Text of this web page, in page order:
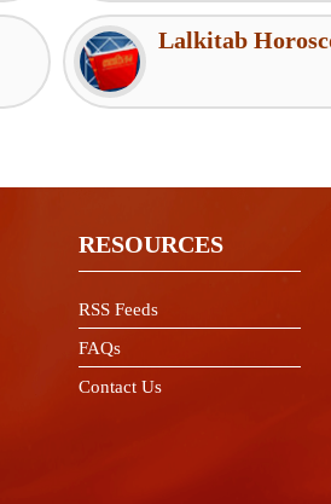
Lalkitab
RESOURCES
RSS Feeds
FAQs
Contact Us